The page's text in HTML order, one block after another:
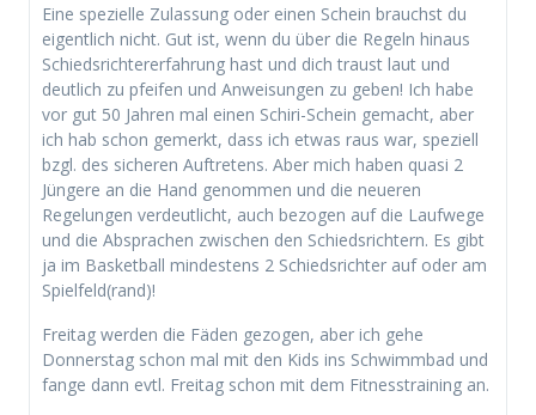
Eine spezielle Zulassung oder einen Schein brauchst du
eigentlich nicht. Gut ist, wenn du über die Regeln hinaus
Schiedsrichtererfahrung hast und dich traust laut und
deutlich zu pfeifen und Anweisungen zu geben! Ich habe
vor gut 50 Jahren mal einen Schiri-Schein gemacht, aber
ich hab schon gemerkt, dass ich etwas raus war, speziell
bzgl. des sicheren Auftretens. Aber mich haben quasi 2
Jüngere an die Hand genommen und die neueren
Regelungen verdeutlicht, auch bezogen auf die Laufwege
und die Absprachen zwischen den Schiedsrichtern. Es gibt
ja im Basketball mindestens 2 Schiedsrichter auf oder am
Spielfeld(rand)!
Freitag werden die Fäden gezogen, aber ich gehe
Donnerstag schon mal mit den Kids ins Schwimmbad und
fange dann evtl. Freitag schon mit dem Fitnesstraining an.